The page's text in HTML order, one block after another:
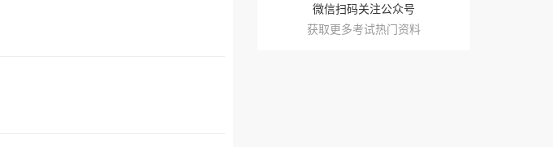
微信扫码关注公众号
获取更多考试热门资料